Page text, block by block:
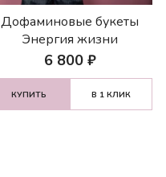
Дофаминовые букеты
Энергия жизни
6 800₽
КУПИТЬ В 1 КЛИК